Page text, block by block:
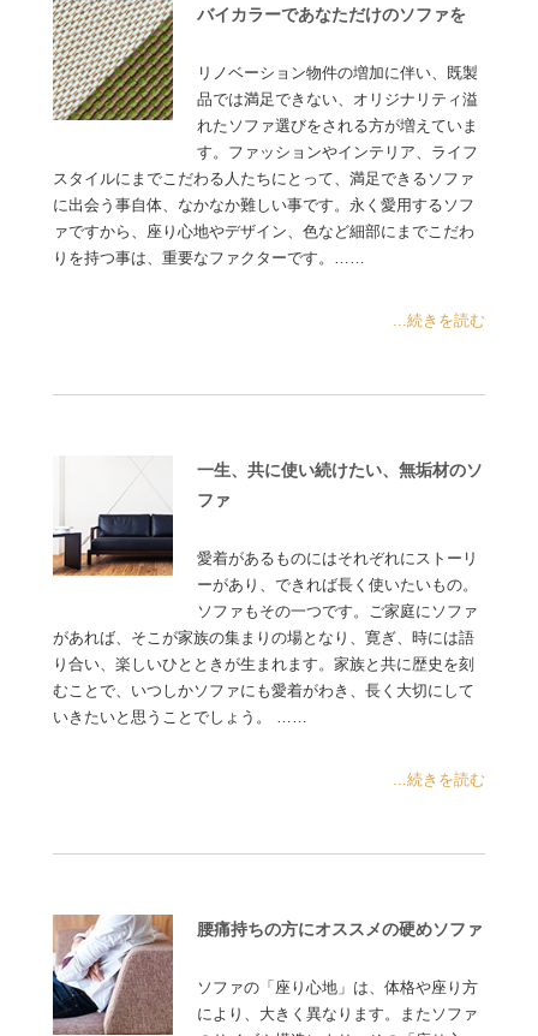
バイカラーであなただけのソファを
リノベーション物件の増加に伴い、既製
品では満足できない、オリジナリティ溢
れたソファ選びをされる方が増えていま
す。ファッションやインテリア、ライフ
スタイルにまでこだわる人たちにとって、満足できるソファ
に出会う事自体、なかなか難しい事です。永く愛用するソフ
ァですから、座り心地やデザイン、色など細部にまでこだわ
りを持つ事は、重要なファクターです。……
...続きを読む
一生、共に使い続けたい、無垢材のソ
ファ
愛着があるものにはそれぞれにストーリ
ーがあり、できれば長く使いたいもの。
ソファもその一つです。ご家庭にソファ
があれば、そこが家族の集まりの場となり、寛ぎ、時には語
り合い、楽しいひとときが生まれます。家族と共に歴史を刻
むことで、いつしかソファにも愛着がわき、長く大切にして
いきたいと思うことでしょう。 ……
...続きを読む
腰痛持ちの方にオススメの硬めソファ
ソファの「座り心地」は、体格や座り方
により、大きく異なります。またソファ